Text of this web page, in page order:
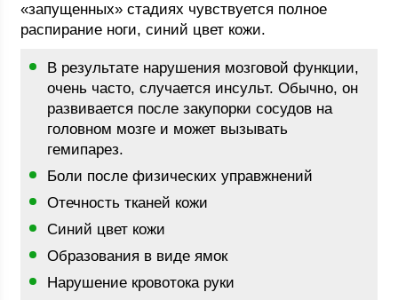
«запущенных» стадиях чувствуется полное
распирание ноги, синий цвет кожи.
В результате нарушения мозговой функции,
очень часто, случается инсульт. Обычно, он
развивается после закупорки сосудов на
головном мозге и может вызывать
гемипарез.
Боли после физических управжнений
Отечность тканей кожи
Синий цвет кожи
Образования в виде ямок
Нарушение кровотока руки